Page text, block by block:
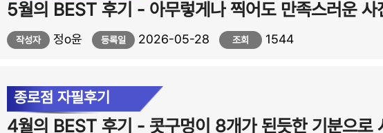
작성자 정o윤 등록일 2026-05-28 조회 1544
종로점 자필후기